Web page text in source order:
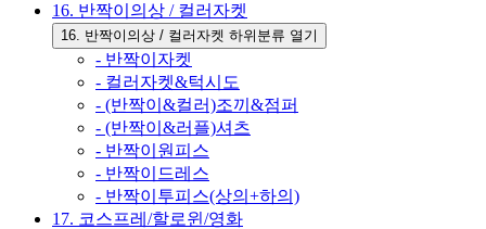
16. 반짝이의상 / 컬러자켓
16. 반짝이의상 / 컬러자켓 하위분류 열기
- 반짝이자켓
- 컬러자켓&턱시도
- (반짝이&컬러)조끼&점퍼
- (반짝이&러플)셔츠
- 반짝이원피스
- 반짝이드레스
- 반짝이투피스(상의+하의)
17. 코스프레/할로윈/영화